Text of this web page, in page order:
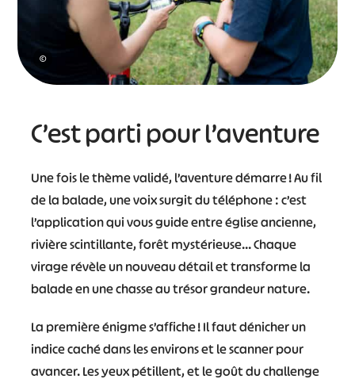
©
C’est parti pour l’aventure
Une fois le thème validé, l’aventure démarre ! Au fil
de la balade, une voix surgit du téléphone : c’est
l’application qui vous guide entre église ancienne,
rivière scintillante, forêt mystérieuse… Chaque
virage révèle un nouveau détail et transforme la
balade en une chasse au trésor grandeur nature.
La première énigme s’affiche ! Il faut dénicher un
indice caché dans les environs et le scanner pour
avancer. Les yeux pétillent, et le goût du challenge